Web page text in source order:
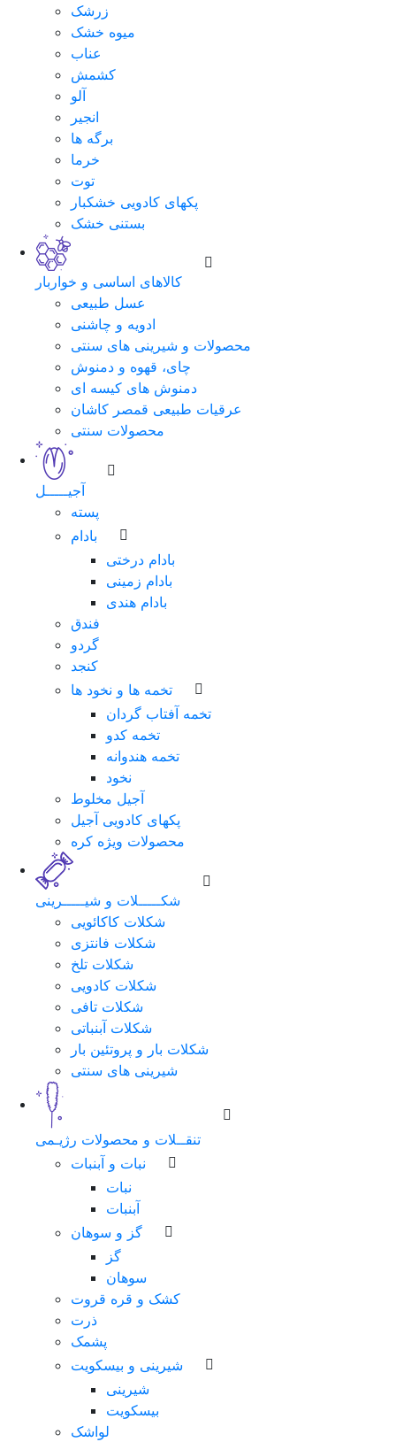
زرشک
میوه خشک
عناب
کشمش
آلو
انجیر
برگه ها
خرما
توت
پکهای کادویی خشکبار
بستنی خشک
کالاهای اساسی و خواربار
عسل طبیعی
ادویه و چاشنی
محصولات و شیرینی های سنتی
چای، قهوه و دمنوش
دمنوش های کیسه ای
عرقیات طبیعی قمصر کاشان
محصولات سنتی
آجیـــــل
پسته
بادام
بادام درختی
بادام زمینی
بادام هندی
فندق
گردو
کنجد
تخمه ها و نخود ها
تخمه آفتاب گردان
تخمه کدو
تخمه هندوانه
نخود
آجیل مخلوط
پکهای کادویی آجیل
محصولات ویژه کره
شکـــــلات و شیـــــرینی
شکلات کاکائویی
شکلات فانتزی
شکلات تلخ
شکلات کادویی
شکلات تافی
شکلات آبنباتی
شکلات بار و پروتئین بار
شیرینی های سنتی
تنقــلات و محصولات رژیـمی
نبات و آبنبات
نبات
آبنبات
گز و سوهان
گز
سوهان
کشک و قره قروت
ذرت
پشمک
شیرینی و بیسکویت
شیرینی
بیسکویت
لواشک